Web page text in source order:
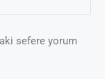
sefere yorum